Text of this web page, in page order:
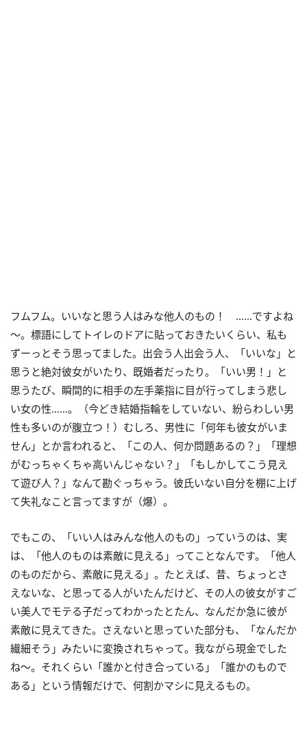
フムフム。いいなと思う人はみな他人のもの！ ……ですよね
～。標語にしてトイレのドアに貼っておきたいくらい、私も
ずーっとそう思ってました。出会う人出会う人、「いいな」と
思うと絶対彼女がいたり、既婚者だったり。「いい男！」と
思うたび、瞬間的に相手の左手薬指に目が行ってしまう悲し
い女の性……。（今どき結婚指輪をしていない、紛らわしい男
性も多いのが腹立つ！）むしろ、男性に「何年も彼女がいま
せん」とか言われると、「この人、何か問題あるの？」「理想
がむっちゃくちゃ高いんじゃない？」「もしかしてこう見え
て遊び人？」なんて勘ぐっちゃう。彼氏いない自分を棚に上げ
て失礼なこと言ってますが（爆）。
でもこの、「いい人はみんな他人のもの」っていうのは、実
は、「他人のものは素敵に見える」ってことなんです。「他人
のものだから、素敵に見える」。たとえば、昔、ちょっとさ
えないな、と思ってる人がいたんだけど、その人の彼女がすご
い美人でモテる子だってわかったとたん、なんだか急に彼が
素敵に見えてきた。さえないと思っていた部分も、「なんだか
繊細そう」みたいに変換されちゃって。我ながら現金でした
ね～。それくらい「誰かと付き合っている」「誰かのもので
ある」という情報だけで、何割かマシに見えるもの。